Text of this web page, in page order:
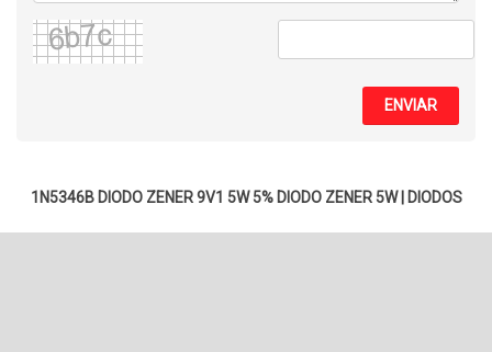
ENVIAR
1N5346B DIODO ZENER 9V1 5W 5% DIODO ZENER 5W| DIODOS